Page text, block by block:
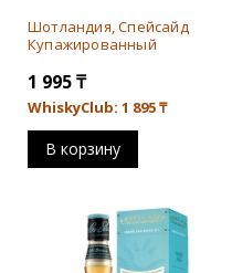
Шотландия, Спейсайд
Купажированный
1 995₸
WhiskyClub: 1 895₸
В корзину
Бренд
Johnnie walker
Dewar`s